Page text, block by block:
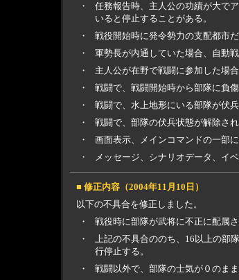
・
任務報告時、主人公の功績が大で
いると停止することがある。
・
戦役開始時に発令勢力の支配都市
・
軍勢長が内通していた場合、自動
・
主人公が在野で戦闘に参加した場
・
戦闘で、戦闘開始時から部隊に負
・
戦闘で、水上地形にいる部隊が伏
・
戦闘で、部隊の伏兵状態が解除され
・
画面表示、メインコマンドの一部
・
メッセージ、シナリオデータ、イ
■ 修正内容（2004年11月10日）
以下の不具合を修正しました。
・
戦役時に部隊が武将に不正に配属
・
上記の不具合ののち、16以上の部
行停止する。
・
戦闘以外で、部隊の士気が０のま